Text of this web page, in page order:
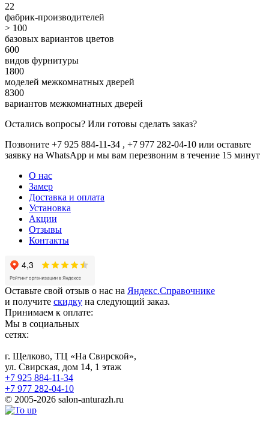
22
фабрик-производителей
> 100
базовых вариантов цветов
600
видов фурнитуры
1800
моделей межкомнатных дверей
8300
вариантов межкомнатных дверей
Остались вопросы? Или готовы сделать заказ?
Позвоните +7 925 884-11-34 , +7 977 282-04-10 или оставьте
заявку на WhatsApp и мы вам перезвоним в течение 15 минут
О нас
Замер
Доставка и оплата
Установка
Акции
Отзывы
Контакты
Оставьте свой отзыв о нас на Яндекс.Справочнике
и получите скидку на следующий заказ.
Принимаем к оплате:
Мы в социальных
сетях:
г. Щелково, ТЦ «На Свирской»,
ул. Свирская, дом 14, 1 этаж
+7 925 884-11-34
+7 977 282-04-10
© 2005-2026 salon-anturazh.ru